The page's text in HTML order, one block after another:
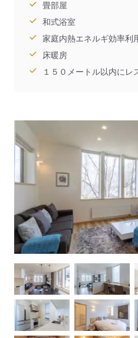
畳部屋
和式浴室
家庭内熱エネルギ効率利
床暖房
１５０メートル以内にレ